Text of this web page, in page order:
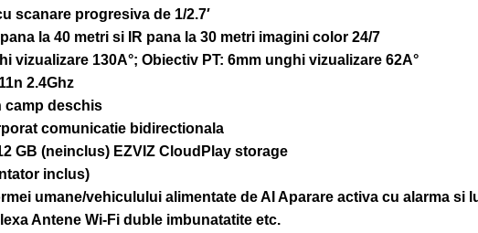
scanare progresiva de 1/2.7′
la 40 metri si IR pana la 30 metri imagini color 24/7
vizualizare 130A°; Obiectiv PT: 6mm unghi vizualizare 62A°
2.4Ghz
camp deschis
comunicatie bidirectionala
GB (neinclus) EZVIZ CloudPlay storage
inclus)
umane/vehiculului alimentate de AI Aparare activa cu alarma
Antene Wi-Fi duble imbunatatite etc.